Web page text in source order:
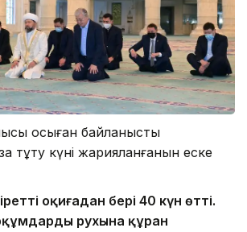
осыған байланысты
тұту күні жарияланғанын еске
оқиғадан бері 40 күн өтті.
рухына құран